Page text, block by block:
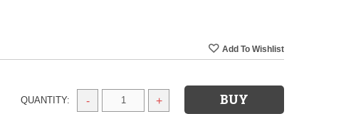
QUANTITY: - +